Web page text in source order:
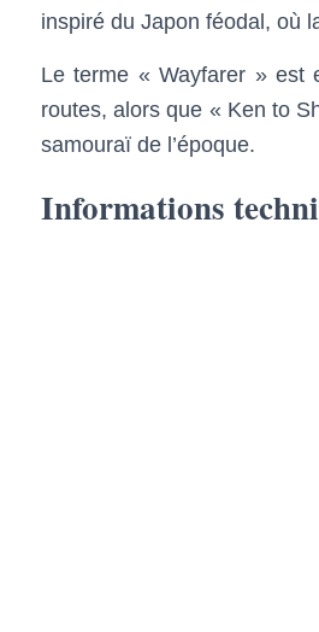
inspiré du Japon féodal, où
Le terme « Wayfarer » est
routes, alors que « Ken to
samouraï de l’époque.
Informations